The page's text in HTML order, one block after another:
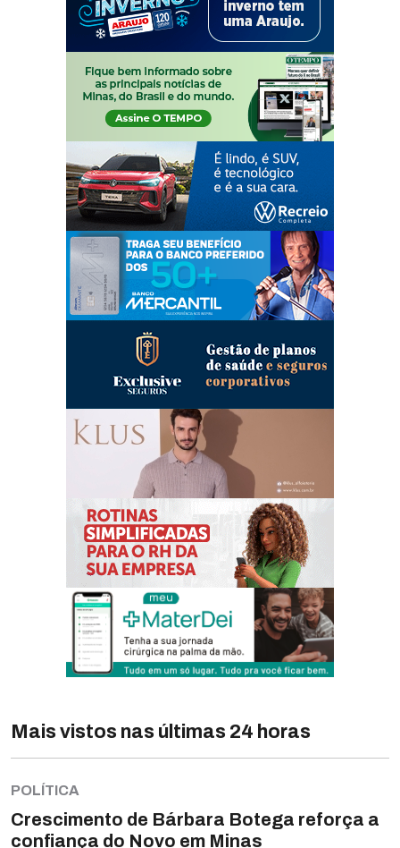
Mais vistos nas últimas 24 horas
POLÍTICA
Crescimento de Bárbara Botega reforça a
confiança do Novo em Minas